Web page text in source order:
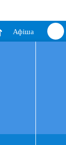
Афіша